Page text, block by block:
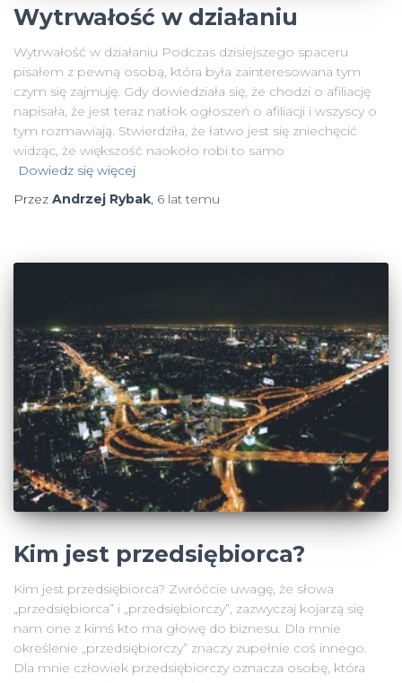
Wytrwałość w działaniu
Wytrwałość w działaniu Podczas dzisiejszego spaceru
pisałem z pewną osobą, która była zainteresowana tym
czym się zajmuję. Gdy dowiedziała się, że chodzi o afiliację
napisała, że jest teraz natłok ogłoszeń o afiliacji i wszyscy o
tym rozmawiają. Stwierdziła, że łatwo jest się zniechęcić
widząc, że większość naokoło robi to samo
Dowiedz się więcej
Przez Andrzej Rybak, 6 lattemu
Kim jest przedsiębiorca?
Kim jest przedsiębiorca? Zwróćcie uwagę, że słowa
„przedsiębiorca” i „przedsiębiorczy”, zazwyczaj kojarzą się
nam one z kimś kto ma głowę do biznesu. Dla mnie
określenie „przedsiębiorczy” znaczy zupełnie coś innego.
Dla mnie człowiek przedsiębiorczy oznacza osobę, która